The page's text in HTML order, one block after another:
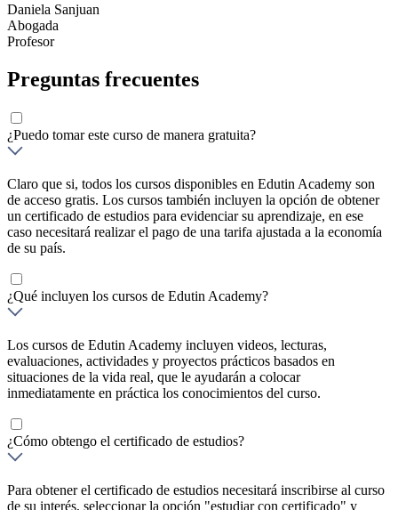
Daniela Sanjuan
Abogada
Profesor
Preguntas frecuentes
¿Puedo tomar este curso de manera gratuita?
Claro que si, todos los cursos disponibles en Edutin Academy son
de acceso gratis. Los cursos también incluyen la opción de obtener
un certificado de estudios para evidenciar su aprendizaje, en ese
caso necesitará realizar el pago de una tarifa ajustada a la economía
de su país.
¿Qué incluyen los cursos de Edutin Academy?
Los cursos de Edutin Academy incluyen videos, lecturas,
evaluaciones, actividades y proyectos prácticos basados en
situaciones de la vida real, que le ayudarán a colocar
inmediatamente en práctica los conocimientos del curso.
¿Cómo obtengo el certificado de estudios?
Para obtener el certificado de estudios necesitará inscribirse al curso
de su interés, seleccionar la opción "estudiar con certificado" y